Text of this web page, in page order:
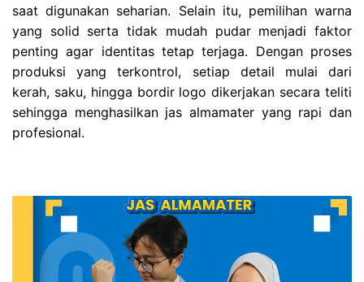
saat digunakan seharian. Selain itu, pemilihan warna
yang solid serta tidak mudah pudar menjadi faktor
penting agar identitas tetap terjaga. Dengan proses
produksi yang terkontrol, setiap detail mulai dari
kerah, saku, hingga bordir logo dikerjakan secara teliti
sehingga menghasilkan jas almamater yang rapi dan
profesional.